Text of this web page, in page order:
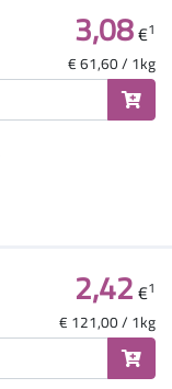
3,08€1
€ 61,60 / 1kg
2,42€1
€ 121,00 / 1kg